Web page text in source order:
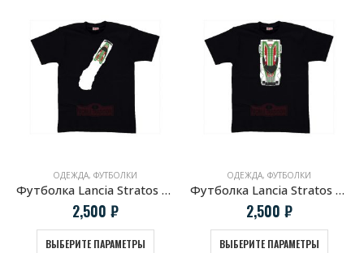
ОДЕЖДА, ФУТБОЛКИ
Футболка Lancia Stratos HF клубы дыма
2,500 ₽
ВЫБЕРИТЕ ПАРАМЕТРЫ
ОДЕЖДА, ФУТБОЛКИ
Футболка Lancia Stratos HF черная
2,500 ₽
ВЫБЕРИТЕ ПАРАМЕТРЫ